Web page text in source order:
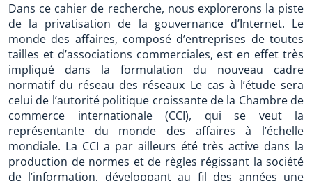
Dans ce cahier de recherche, nous explorerons la piste
de la privatisation de la gouvernance d’Internet. Le
monde des affaires, composé d’entreprises de toutes
tailles et d’associations commerciales, est en effet très
impliqué dans la formulation du nouveau cadre
normatif du réseau des réseaux Le cas à l’étude sera
celui de l’autorité politique croissante de la Chambre de
commerce internationale (CCI), qui se veut la
représentante du monde des affaires à l’échelle
mondiale. La CCI a par ailleurs été très active dans la
production de normes et de règles régissant la société
de l’information, développant au fil des années une